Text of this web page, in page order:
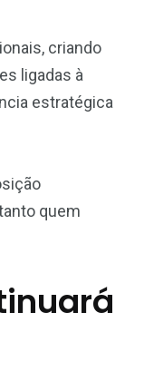
criando
ligadas à
estratégica
quem